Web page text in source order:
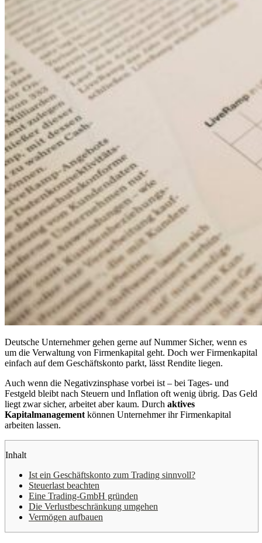
Deutsche Unternehmer gehen gerne auf Nummer Sicher, wenn es
um die Verwaltung von Firmenkapital geht. Doch wer Firmenkapital
einfach auf dem Geschäftskonto parkt, lässt Rendite liegen.
Auch wenn die Negativzinsphase vorbei ist – bei Tages- und
Festgeld bleibt nach Steuern und Inflation oft wenig übrig. Das Geld
liegt zwar sicher, arbeitet aber kaum. Durch aktives
Kapitalmanagement können Unternehmer ihr Firmenkapital
arbeiten lassen.
Inhalt
Ist ein Geschäftskonto zum Trading sinnvoll?
Steuerlast beachten
Eine Trading-GmbH gründen
Die Verlustbeschränkung umgehen
Vermögen aufbauen